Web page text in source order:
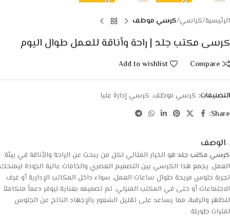
الرئيسية كراسي كرسي موظف
كرسى مكتب جلد | راحة وأناقة للعمل طوال اليوم
Compare
Add to wishlist
التصنيفات: كرسي موظف, كرسي إدارة عليا
Share:
الوصف
كرسي مكتب جلد هو الخيار المثالي لكل من يبحث عن الراحة والأناقة في بيئة
العمل. يجمع هذا الكرسي بين التصميم العصري والخامات عالية الجودة ليمنحك
تجربة جلوس مريحة طوال ساعات العمل، سواء داخل المكاتب الإدارية أو غرف
الاجتماعات أو حتى في المكتب المنزلي. تم تصميمه بعناية ليوفر دعماً متكاملاً
للظهر والرقبة، مما يساعد على تقليل الشعور بالإجهاد الناتج عن الجلوس
لفترات طويلة.